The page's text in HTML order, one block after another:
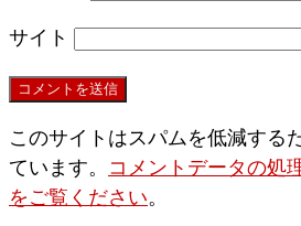
サイト
このサイトはスパムを低減する
ています。 コメントデータの処
をご覧ください。